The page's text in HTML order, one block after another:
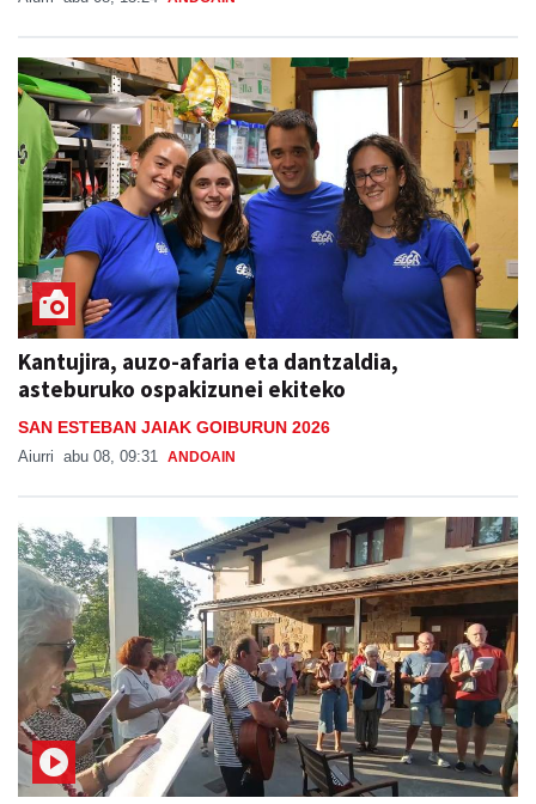
Kantujira, auzo-afaria eta dantzaldia,
asteburuko ospakizunei ekiteko
SAN ESTEBAN JAIAK GOIBURUN 2026
Aiurri abu 08, 09:31 ANDOAIN